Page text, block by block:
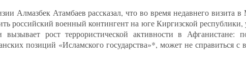
Алмазбек Атамбаев рассказал, что во время недавнего визита
российский военный контингент на юге Киргизской
вызывает рост террористической активности в Афганистане:
позиций «Исламского государства»*, может не справиться с